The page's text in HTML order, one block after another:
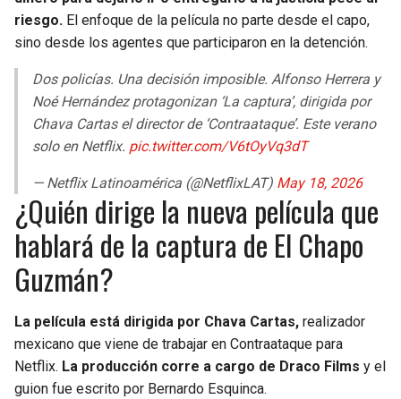
riesgo. El enfoque de la película no parte desde el capo,
sino desde los agentes que participaron en la detención.
Dos policías. Una decisión imposible. Alfonso Herrera y
Noé Hernández protagonizan ‘La captura’, dirigida por
Chava Cartas el director de ‘Contraataque’. Este verano
solo en Netflix. pic.twitter.com/V6tOyVq3dT
— Netflix Latinoamérica (@NetflixLAT) May 18, 2026
¿Quién dirige la nueva película que
hablará de la captura de El Chapo
Guzmán?
La película está dirigida por Chava Cartas, realizador
mexicano que viene de trabajar en Contraataque para
Netflix. La producción corre a cargo de Draco Films y el
guion fue escrito por Bernardo Esquinca.